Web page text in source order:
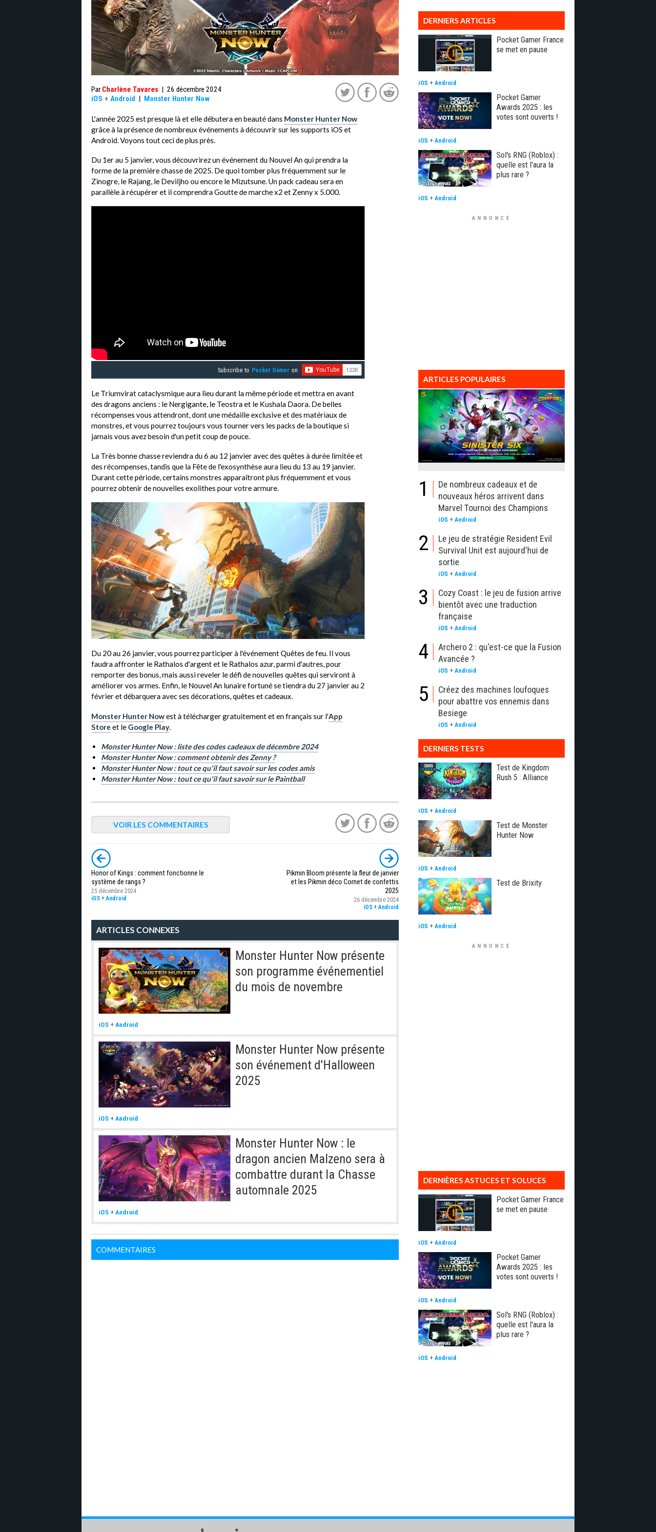
Par Charlène Tavares | 26 décembre 2024
iOS + Android | Monster Hunter Now
L'année 2025 est presque là et elle débutera en beauté dans Monster Hunter Now
grâce à la présence de nombreux événements à découvrir sur les supports iOS et
Android. Voyons tout ceci de plus près.
Du 1er au 5 janvier, vous découvrirez un événement du Nouvel An qui prendra la
forme de la première chasse de 2025. De quoi tomber plus fréquemment sur le
Zinogre, le Rajang, le Deviljho ou encore le Mizutsune. Un pack cadeau sera en
parallèle à récupérer et il comprendra Goutte de marche x2 et Zenny x 5.000.
Subscribe to Pocket Gamer on
Le Triumvirat cataclysmique aura lieu durant la même période et mettra en avant
des dragons anciens : le Nergigante, le Teostra et le Kushala Daora. De belles
récompenses vous attendront, dont une médaille exclusive et des matériaux de
monstres, et vous pourrez toujours vous tourner vers les packs de la boutique si
jamais vous avez besoin d'un petit coup de pouce.
La Très bonne chasse reviendra du 6 au 12 janvier avec des quêtes à durée limitée et
des récompenses, tandis que la Fête de l'exosynthèse aura lieu du 13 au 19 janvier.
Durant cette période, certains monstres apparaîtront plus fréquemment et vous
pourrez obtenir de nouvelles exolithes pour votre armure.
Du 20 au 26 janvier, vous pourrez participer à l'événement Quêtes de feu. Il vous
faudra affronter le Rathalos d'argent et le Rathalos azur, parmi d'autres, pour
remporter des bonus, mais aussi reveler le défi de nouvelles quêtes qui serviront à
améliorer vos armes. Enfin, le Nouvel An lunaire fortuné se tiendra du 27 janvier au 2
février et débarquera avec ses décorations, quêtes et cadeaux.
Monster Hunter Nowest à télécharger gratuitement et en français sur l'App
Store et le Google Play.
Monster Hunter Now : liste des codes cadeaux de décembre 2024
Monster Hunter Now : comment obtenir des Zenny ?
Monster Hunter Now : tout ce qu'il faut savoir sur les codes amis
Monster Hunter Now : tout ce qu'il faut savoir sur le Paintball
VOIR LES COMMENTAIRES
Honor of Kings : comment fonctionne le
système de rangs ?
25 décembre 2024
iOS +Android
Pikmin Bloom présente la fleur de janvier
et les Pikmin déco Cornet de confettis
2025
26 décembre 2024
iOS +Android
ARTICLES CONNEXES
Monster Hunter Now présente
son programme événementiel
du mois de novembre
iOS +Android
Monster Hunter Now présente
son événement d'Halloween
2025
iOS +Android
Monster Hunter Now : le
dragon ancien Malzeno sera à
combattre durant la Chasse
automnale 2025
iOS +Android
COMMENTAIRES
DERNIERS ARTICLES
Pocket Gamer France
se met en pause
iOS + Android
Pocket Gamer
Awards 2025 : les
votes sont ouverts !
iOS + Android
Sol's RNG (Roblox) :
quelle est l'aura la
plus rare ?
iOS + Android
ANNONCE
ARTICLES POPULAIRES
1
De nombreux cadeaux et de
nouveaux héros arrivent dans
Marvel Tournoi des Champions
iOS + Android
2
Le jeu de stratégie Resident Evil
Survival Unit est aujourd'hui de
sortie
iOS + Android
3
Cozy Coast : le jeu de fusion arrive
bientôt avec une traduction
française
iOS + Android
4
Archero 2 : qu'est-ce que la Fusion
Avancée ?
iOS + Android
5
Créez des machines loufoques
pour abattre vos ennemis dans
Besiege
iOS + Android
DERNIERS TESTS
Test de Kingdom
Rush 5 : Alliance
iOS + Android
Test de Monster
Hunter Now
iOS + Android
Test de Brixity
iOS + Android
ANNONCE
DERNIÈRES ASTUCES ET SOLUCES
Pocket Gamer France
se met en pause
iOS + Android
Pocket Gamer
Awards 2025 : les
votes sont ouverts !
iOS + Android
Sol's RNG (Roblox) :
quelle est l'aura la
plus rare ?
iOS + Android